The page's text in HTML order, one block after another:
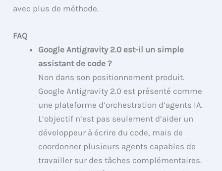
avec plus de méthode.
FAQ
Google Antigravity 2.0 est-il un simple
assistant de code ?
Non dans son positionnement produit.
Google Antigravity 2.0 est présenté comme
une plateforme d’orchestration d’agents IA.
L’objectif n’est pas seulement d’aider un
développeur à écrire du code, mais de
coordonner plusieurs agents capables de
travailler sur des tâches complémentaires.